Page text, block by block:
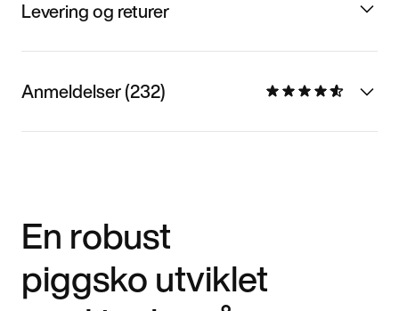
Levering og returer
Anmeldelser (232)
En robust
piggsko utviklet